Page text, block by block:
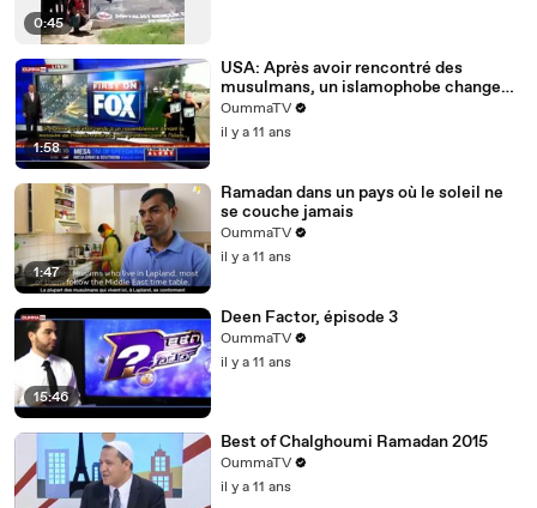
0:45
1:58
USA: Après avoir rencontré des
musulmans, un islamophobe change
d'avis sur l'islam
OummaTV
il y a 11 ans
1:47
Ramadan dans un pays où le soleil ne
se couche jamais
OummaTV
il y a 11 ans
15:46
Deen Factor, épisode 3
OummaTV
il y a 11 ans
Best of Chalghoumi Ramadan 2015
OummaTV
il y a 11 ans